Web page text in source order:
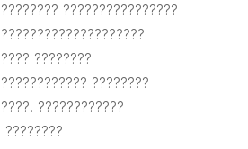
????????????????
????????
????????
????????????
????????